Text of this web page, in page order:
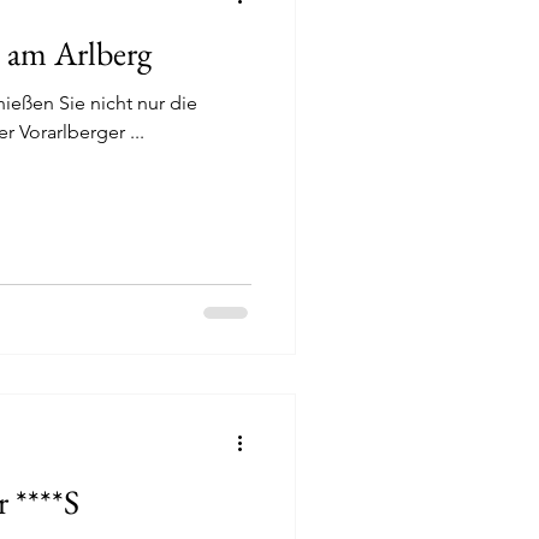
Arlberg
Sie nicht nur die
Vorarlberger ...
****S